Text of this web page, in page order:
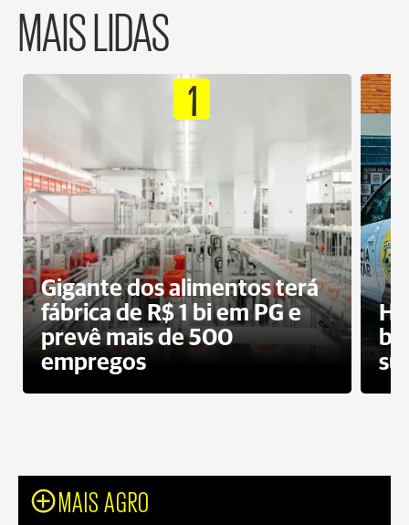
MAIS LIDAS
1
Gigante dos alimentos terá
fábrica de R$ 1 bi em PG e
prevê mais de 500
empregos
MAIS AGRO